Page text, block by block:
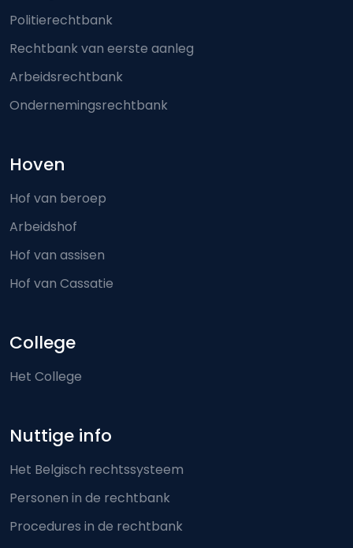
Politierechtbank
Rechtbank van eerste aanleg
Arbeidsrechtbank
Ondernemingsrechtbank
Hoven
Hof van beroep
Arbeidshof
Hof van assisen
Hof van Cassatie
College
Het College
Nuttige info
Het Belgisch rechtssysteem
Personen in de rechtbank
Procedures in de rechtbank